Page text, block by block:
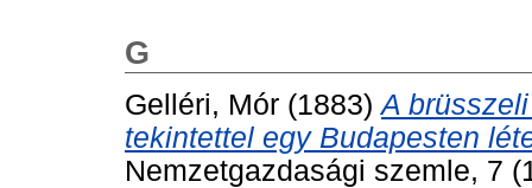
G
Gelléri, Mór (1883)A
tekintettel egy Budapesten
Nemzetgazdasági szemle, 7